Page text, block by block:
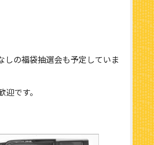
しの福袋抽選会も予定していま
です。